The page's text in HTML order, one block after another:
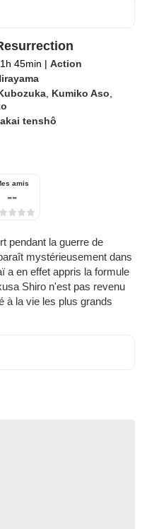
1h 45min | Action
, Kumiko Aso,
tenshô
amis
--
pendant la guerre de
mystérieusement dans
a en effet appris la formule
Shiro n'est pas revenu
à la vie les plus grands